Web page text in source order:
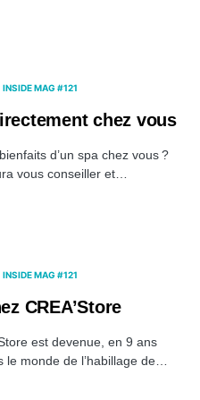
INSIDE MAG #121
chez vous
d’un spa chez vous ?
vous conseiller et…
INSIDE MAG #121
CREA’Store
est devenue, en 9 ans
monde de l’habillage de…